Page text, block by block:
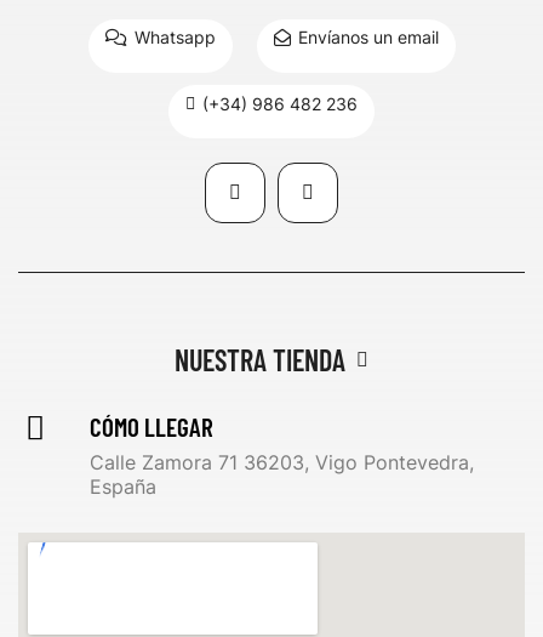
Whatsapp Envíanos un email
(+34) 986 482 236
NUESTRA TIENDA
CÓMO LLEGAR
Calle Zamora 71 36203, Vigo Pontevedra,
España